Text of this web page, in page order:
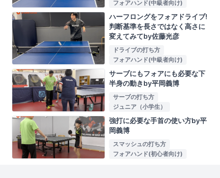
フォアハンド(中級者向け)
ハーフロングをフォアドライブ!
判断基準を長さではなく高さに
変えてみてby佐藤光彦
ドライブの打ち方
フォアハンド(中級者向け)
サーブにもフォアにも必要な下
半身の動きby平岡義博
サーブの打ち方
ジュニア（小学生）
強打に必要な手首の使い方by平
岡義博
スマッシュの打ち方
フォアハンド(初心者向け)